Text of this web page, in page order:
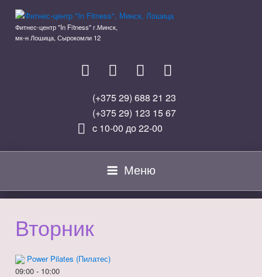
содержимому
Фитнес-центр "In Fitness" г.Минск,
мк-н Лошица, Сырокомли 12
(+375 29) 688 21 23
(+375 29) 123 15 67
c 10-00 до 22-00
Меню
Вторник
Power Pilates (Пилатес)
09:00 - 10:00